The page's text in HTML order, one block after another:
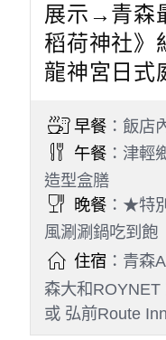
展示→青森
稻荷神社》
龍神宮日式
早餐：飯店
午餐：津輕
造型盒膳
晚餐：★特
風涮涮鍋吃到飽
住宿：青森
森大和
或 弘前Route